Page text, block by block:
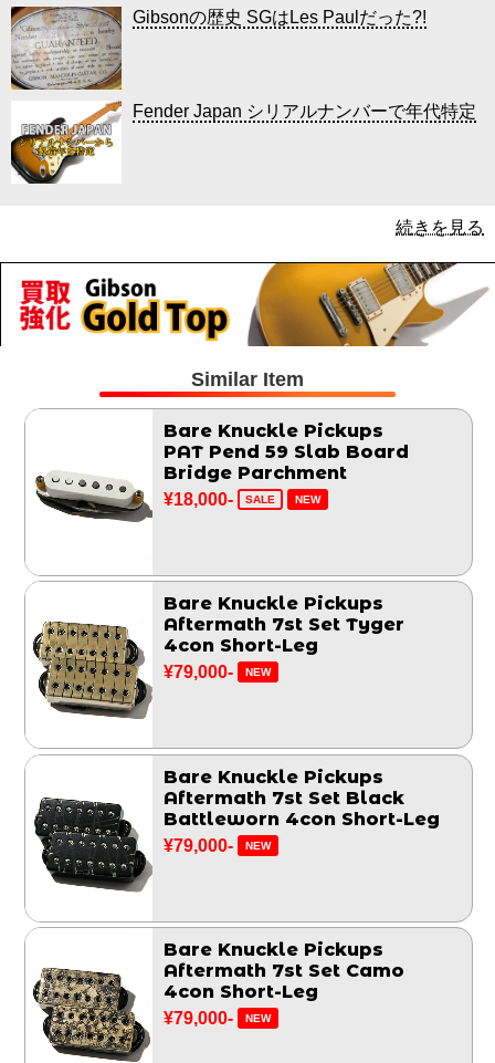
Gibsonの歴史 SGはLes Paulだった?!
Fender Japan シリアルナンバーで年代特定
続きを見る
Similar Item
Bare Knuckle Pickups
PAT Pend 59 Slab Board
Bridge Parchment
¥18,000- SALE NEW
Bare Knuckle Pickups
Aftermath 7st Set Tyger
4con Short-Leg
¥79,000- NEW
Bare Knuckle Pickups
Aftermath 7st Set Black
Battleworn 4con Short-Leg
¥79,000- NEW
Bare Knuckle Pickups
Aftermath 7st Set Camo
4con Short-Leg
¥79,000- NEW